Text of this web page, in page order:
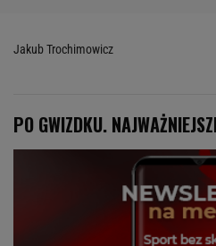
Jakub Trochimowicz